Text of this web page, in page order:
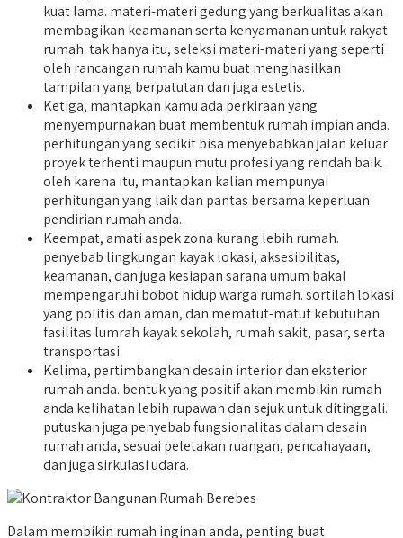
kuat lama. materi-materi gedung yang berkualitas akan
membagikan keamanan serta kenyamanan untuk rakyat
rumah. tak hanya itu, seleksi materi-materi yang seperti
oleh rancangan rumah kamu buat menghasilkan
tampilan yang berpatutan dan juga estetis.
Ketiga, mantapkan kamu ada perkiraan yang
menyempurnakan buat membentuk rumah impian anda.
perhitungan yang sedikit bisa menyebabkan jalan keluar
proyek terhenti maupun mutu profesi yang rendah baik.
oleh karena itu, mantapkan kalian mempunyai
perhitungan yang laik dan pantas bersama keperluan
pendirian rumah anda.
Keempat, amati aspek zona kurang lebih rumah.
penyebab lingkungan kayak lokasi, aksesibilitas,
keamanan, dan juga kesiapan sarana umum bakal
mempengaruhi bobot hidup warga rumah. sortilah lokasi
yang politis dan aman, dan mematut-matut kebutuhan
fasilitas lumrah kayak sekolah, rumah sakit, pasar, serta
transportasi.
Kelima, pertimbangkan desain interior dan eksterior
rumah anda. bentuk yang positif akan membikin rumah
anda kelihatan lebih rupawan dan sejuk untuk ditinggali.
putuskan juga penyebab fungsionalitas dalam desain
rumah anda, sesuai peletakan ruangan, pencahayaan,
dan juga sirkulasi udara.
Dalam membikin rumah inginan anda, penting buat